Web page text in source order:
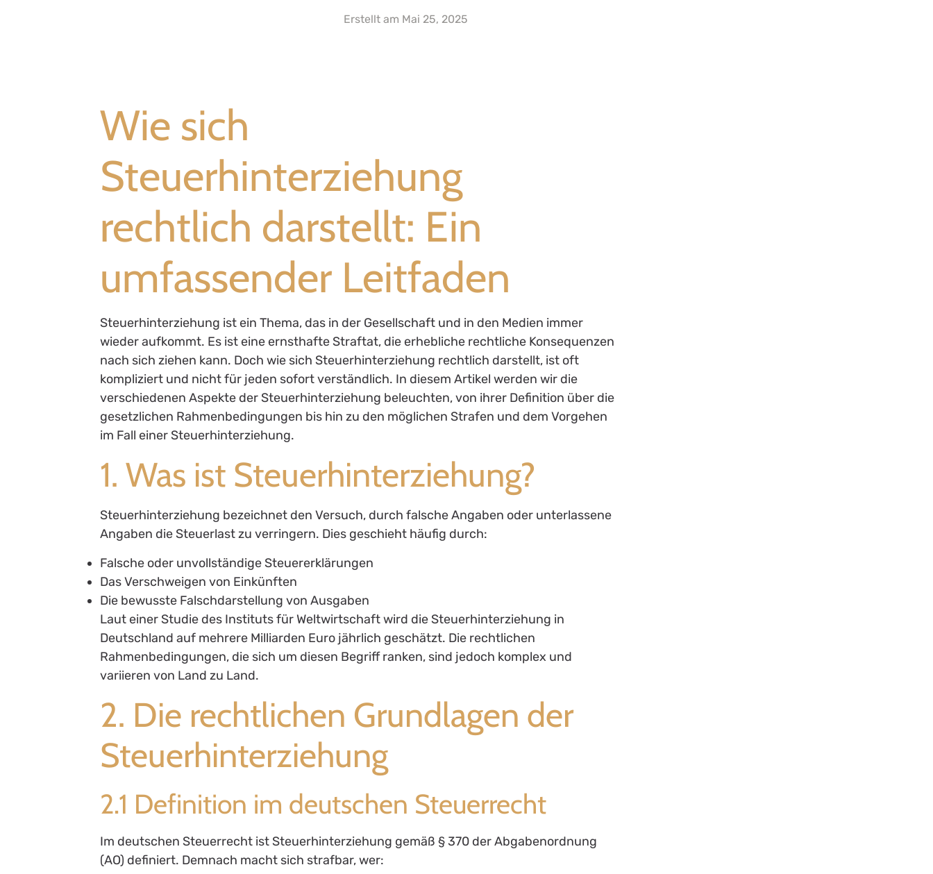
Erstellt am Mai 25, 2025
Wie sich
Steuerhinterziehung
rechtlich darstellt: Ein
umfassender Leitfaden
Steuerhinterziehung ist ein Thema, das in der Gesellschaft und in den Medien immer
wieder aufkommt. Es ist eine ernsthafte Straftat, die erhebliche rechtliche Konsequenzen
nach sich ziehen kann. Doch wie sich Steuerhinterziehung rechtlich darstellt, ist oft
kompliziert und nicht für jeden sofort verständlich. In diesem Artikel werden wir die
verschiedenen Aspekte der Steuerhinterziehung beleuchten, von ihrer Definition über die
gesetzlichen Rahmenbedingungen bis hin zu den möglichen Strafen und dem Vorgehen
im Fall einer Steuerhinterziehung.
1. Was ist Steuerhinterziehung?
Steuerhinterziehung bezeichnet den Versuch, durch falsche Angaben oder unterlassene
Angaben die Steuerlast zu verringern. Dies geschieht häufig durch:
Falsche oder unvollständige Steuererklärungen
Das Verschweigen von Einkünften
Die bewusste Falschdarstellung von Ausgaben
Laut einer Studie des Instituts für Weltwirtschaft wird die Steuerhinterziehung in
Deutschland auf mehrere Milliarden Euro jährlich geschätzt. Die rechtlichen
Rahmenbedingungen, die sich um diesen Begriff ranken, sind jedoch komplex und
variieren von Land zu Land.
2. Die rechtlichen Grundlagen der
Steuerhinterziehung
2.1 Definition im deutschen Steuerrecht
Im deutschen Steuerrecht ist Steuerhinterziehung gemäß § 370 der Abgabenordnung
(AO) definiert. Demnach macht sich strafbar, wer: